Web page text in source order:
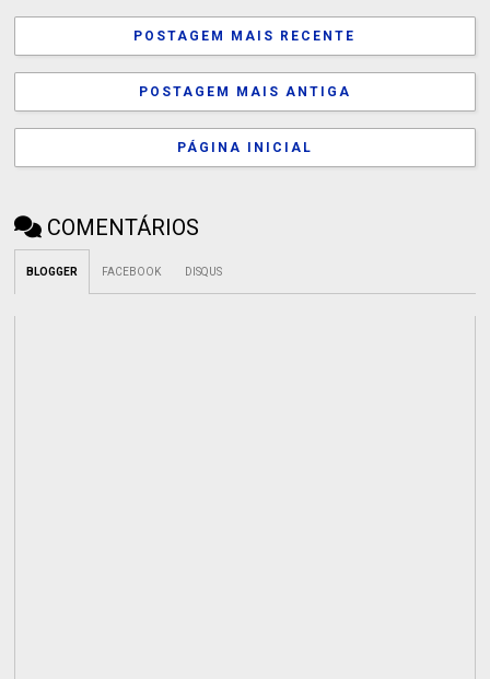
POSTAGEM MAIS RECENTE
POSTAGEM MAIS ANTIGA
PÁGINA INICIAL
COMENTÁRIOS
BLOGGER FACEBOOK DISQUS